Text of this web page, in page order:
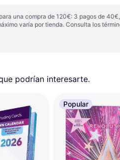
una compra de 120€: 3 pagos de
varía por tienda. Consulta los
podrían interesarte.
Popular